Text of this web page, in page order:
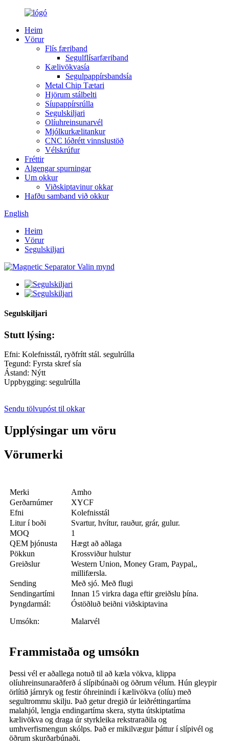
Heim
Vörur
Flís færiband
Segulflísarfæriband
Kælivökvasía
Segulpappírsbandsía
Metal Chip Tætari
Hjörum stálbelti
Síupappírsrúlla
Segulskiljari
Olíuhreinsunarvél
Mjólkurkælitankur
CNC lóðrétt vinnslustöð
Vélskrúfur
Fréttir
Algengar spurningar
Um okkur
Viðskiptavinur okkar
Hafðu samband við okkur
English
Heim
Vörur
Segulskiljari
Segulskiljari
Stutt lýsing:
Efni: Kolefnisstál, ryðfrítt stál. segulrúlla
Tegund: Fyrsta skref sía
Ástand: Nýtt
Uppbygging: segulrúlla
Sendu tölvupóst til okkar
Upplýsingar um vöru
Vörumerki
Merki
Amho
Gerðarnúmer
XYCF
Efni
Kolefnisstál
Litur í boði
Svartur, hvítur, rauður, grár, gulur.
MOQ
1
QEM þjónusta
Hægt að aðlaga
Pökkun
Krossviður hulstur
Greiðslur
Western Union, Money Gram, Paypal,,
millifærsla.
Sending
Með sjó. Með flugi
Sendingartími
Innan 15 virkra daga eftir greiðslu þína.
Þyngdarmál:
Umsókn:
Óstöðluð beiðni viðskiptavina
Malarvél
Frammistaða og umsókn
Þessi vél er aðallega notuð til að kæla vökva, klippa
olíuhreinsunaraðferð á slípibúnaði og öðrum vélum. Hún gleypir
örlítið járnryk og festir óhreinindi í kælivökva (olíu) með
segultrommu skilju. Það getur dregið úr leiðréttingartíma
malahjól, lengja endingartíma skera, stytta útskiptatíma
kælivökva og draga úr styrkleika rekstraraðila og
umhverfismengun skólps. Það er mikilvægur þáttur í slípivél og
öðrum skurðarbúnaði.